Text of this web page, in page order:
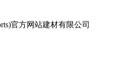
官方网站建材有限公司